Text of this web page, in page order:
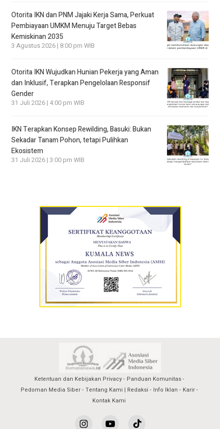
Otorita IKN dan PNM Jajaki Kerja Sama, Perkuat
Pembiayaan UMKM Menuju Target Bebas
Kemiskinan 2035
3 Agustus 2026 | 8:00 pm WIB
Otorita IKN Wujudkan Hunian Pekerja yang Aman
dan Inklusif, Terapkan Pengelolaan Responsif
Gender
31 Juli 2026 | 4:00 pm WIB
IKN Terapkan Konsep Rewilding, Basuki: Bukan
Sekadar Tanam Pohon, tetapi Pulihkan
Ekosistem
31 Juli 2026 | 3:00 pm WIB
Ketentuan dan Kebijakan Privacy
Panduan Komunitas
Pedoman Media Siber
Tentang Kami | Redaksi Info Iklan
Karir
Kontak Kami